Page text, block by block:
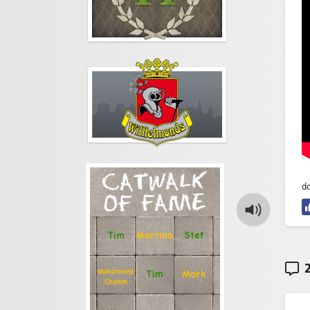
CATWALK
OF FAME
Tim Martina Stef
Mohammed
Chahim
Tim Mark